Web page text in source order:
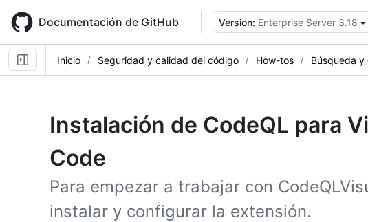
main
content
Documentación de GitHub Version: Enterprise Server 3.18
Inicio Seguridad y calidad del código How-tos Búsqueda
Instalación de CodeQL para
Code
Para empezar a trabajar con
instalar y configurar la extensión.